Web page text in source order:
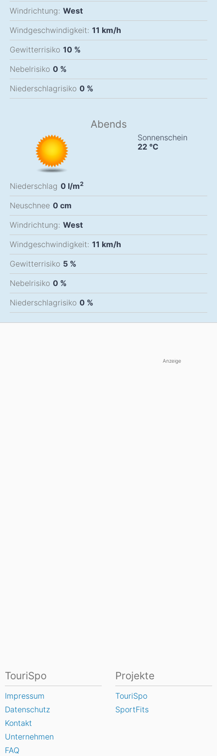
Windrichtung: West
Windgeschwindigkeit: 11 km/h
Gewitterrisiko 10 %
Nebelrisiko 0 %
Niederschlagrisiko 0 %
Abends
Sonnenschein
22 °C
Niederschlag 0 l/m2
Neuschnee 0 cm
Windrichtung: West
Windgeschwindigkeit: 11 km/h
Gewitterrisiko 5 %
Nebelrisiko 0 %
Niederschlagrisiko 0 %
Anzeige
TouriSpo
Impressum
Datenschutz
Kontakt
Unternehmen
FAQ
Projekte
TouriSpo
SportFits